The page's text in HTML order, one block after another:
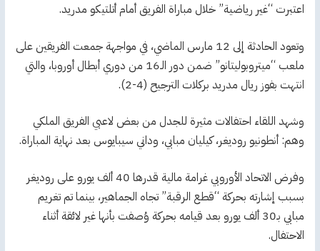
اعتبرت “غير رياضية” خلال مباراة الفريق أمام أتلتيكو مدريد.
وتعود الحادثة إلى 12 مارس الماضي، في مواجهة جمعت الفريقين على
ملعب “ميتروبوليتانو” ضمن دور الـ16 من دوري أبطال أوروبا، والتي
انتهت بفوز ريال مدريد بركلات الترجيح (4-2).
وشهد اللقاء احتفالات مثيرة للجدل من بعض لاعبي الفريق الملكي
وهم: أنطونيو روديغر، كيليان مبابي، وداني سيبايوس بعد نهاية المباراة.
وفرض الاتحاد الأوروبي غرامة مالية قدرها 40 ألف يورو على روديغر
بسبب إشارته بحركة “قطع الرقبة” تجاه الجماهير، بينما تم تغريم
مبابي بـ30 ألف يورو بعد قيامه بحركة وُصفت بأنها غير لائقة أثناء
الاحتفال.